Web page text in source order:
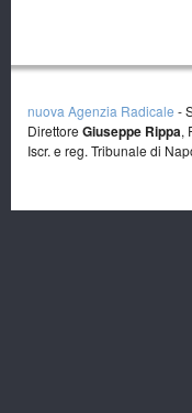
nuova Agenzia Radicale -
Direttore Giuseppe Rippa,
Iscr. e reg. Tribunale di